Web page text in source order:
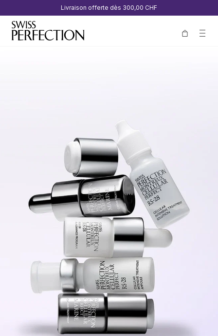
Livraison offerte dès 300,00 CHF